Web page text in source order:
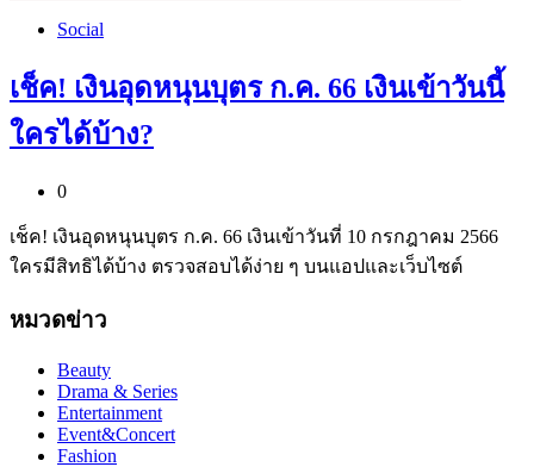
Social
เช็ค! เงินอุดหนุนบุตร ก.ค. 66 เงินเข้าวันนี้
ใครได้บ้าง?
0
เช็ค! เงินอุดหนุนบุตร ก.ค. 66 เงินเข้าวันที่ 10 กรกฎาคม 2566
ใครมีสิทธิได้บ้าง ตรวจสอบได้ง่าย ๆ บนแอปและเว็บไซต์
หมวดข่าว
Beauty
Drama & Series
Entertainment
Event&Concert
Fashion